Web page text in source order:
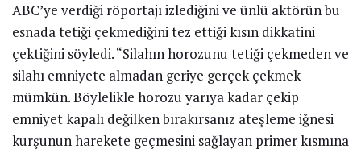
ABC’ye verdiği röportajı izlediğini ve ünlü aktörün bu
esnada tetiği çekmediğini tez ettiği kısın dikkatini
çektiğini söyledi. “Silahın horozunu tetiği çekmeden ve
silahı emniyete almadan geriye gerçek çekmek
mümkün. Böylelikle horozu yarıya kadar çekip
emniyet kapalı değilken bırakırsanız ateşleme iğnesi
kurşunun harekete geçmesini sağlayan primer kısmına